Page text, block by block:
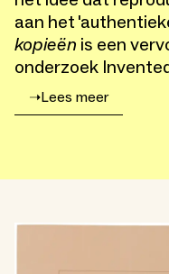
aan het
kopieën is een
onderzoek
➝Lees meer